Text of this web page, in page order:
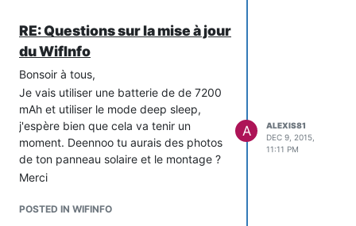
RE: Questions sur la mise à jour
du WifInfo
Bonsoir à tous,
Je vais utiliser une batterie de de 7200
mAh et utiliser le mode deep sleep,
j'espère bien que cela va tenir un
moment. Deennoo tu aurais des photos
de ton panneau solaire et le montage ?
Merci
POSTED IN WIFINFO
A
ALEXIS81
DEC 9, 2015,
11:11 PM